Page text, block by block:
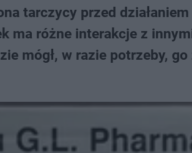
tarczycy przed
ma różne interakcje z
mógł, w razie potrzeby,